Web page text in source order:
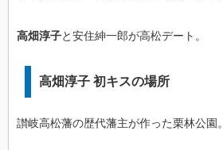
高畑淳子と安住紳一郎が高松デート。
高畑淳子 初キスの場所
讃岐高松藩の歴代藩主が作った栗林公園。